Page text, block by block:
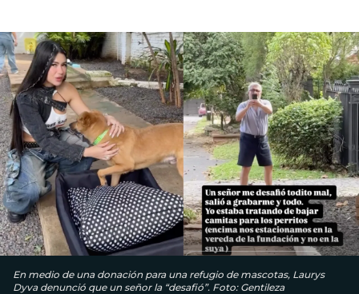
En medio de una donación para una refugio de mascotas, Laurys
Dyva denunció que un señor la “desafió”. Foto: Gentileza